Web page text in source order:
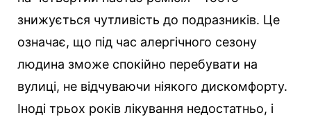
знижується чутливість до подразників. Це
означає, що під час алергічного сезону
людина зможе спокійно перебувати на
вулиці, не відчуваючи ніякого дискомфорту.
Іноді трьох років лікування недостатньо, і